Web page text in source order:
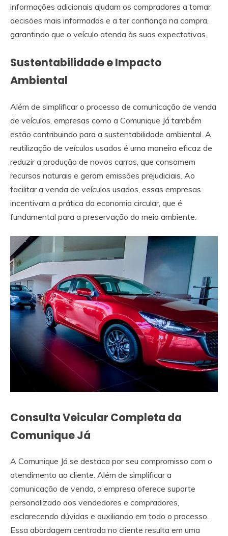
informações adicionais ajudam os compradores a tomar
decisões mais informadas e a ter confiança na compra,
garantindo que o veículo atenda às suas expectativas.
Sustentabilidade e Impacto
Ambiental
Além de simplificar o processo de comunicação de venda
de veículos, empresas como a Comunique Já também
estão contribuindo para a sustentabilidade ambiental. A
reutilização de veículos usados é uma maneira eficaz de
reduzir a produção de novos carros, que consomem
recursos naturais e geram emissões prejudiciais. Ao
facilitar a venda de veículos usados, essas empresas
incentivam a prática da economia circular, que é
fundamental para a preservação do meio ambiente.
Consulta Veicular Completa da
Comunique Já
A Comunique Já se destaca por seu compromisso com o
atendimento ao cliente. Além de simplificar a
comunicação de venda, a empresa oferece suporte
personalizado aos vendedores e compradores,
esclarecendo dúvidas e auxiliando em todo o processo.
Essa abordagem centrada no cliente resulta em uma